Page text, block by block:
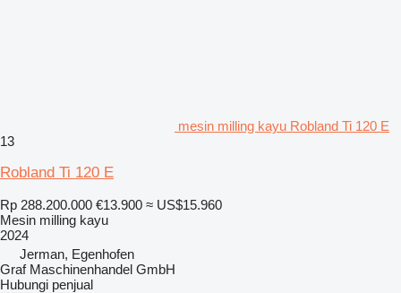
mesin milling kayu Robland Ti 120 E
13
Robland Ti 120 E
Rp 288.200.000 €13.900 ≈ US$15.960
Mesin milling kayu
2024
Jerman, Egenhofen
Graf Maschinenhandel GmbH
Hubungi penjual